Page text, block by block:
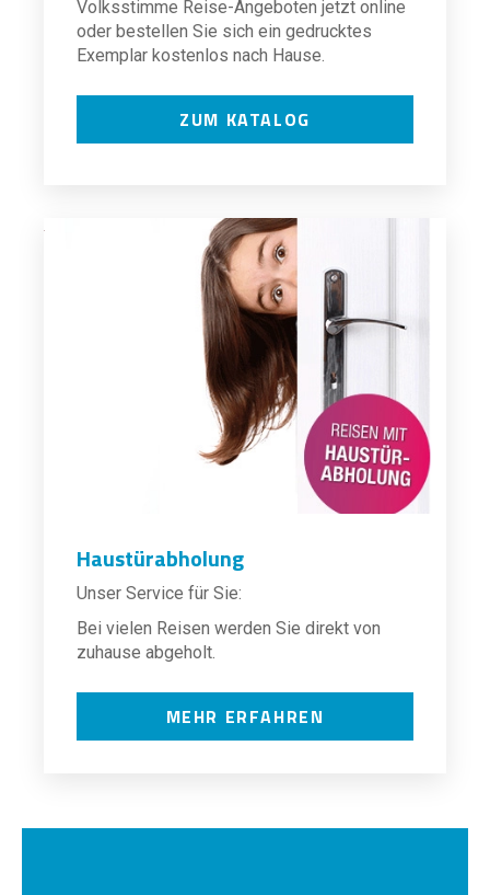
Volksstimme Reise-Angeboten jetzt online
oder bestellen Sie sich ein gedrucktes
Exemplar kostenlos nach Hause.
ZUM KATALOG
Haustürabholung
Unser Service für Sie:
Bei vielen Reisen werden Sie direkt von
zuhause abgeholt.
MEHR ERFAHREN